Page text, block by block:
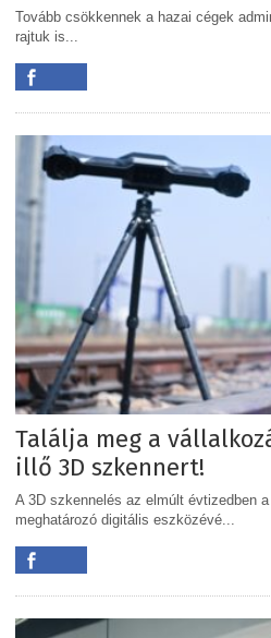
Tovább csökkennek a hazai cégek
rajtuk is...
Találja meg a
illő 3D szkennert!
A 3D szkennelés az elmúlt évtizedben
meghatározó digitális eszközévé...